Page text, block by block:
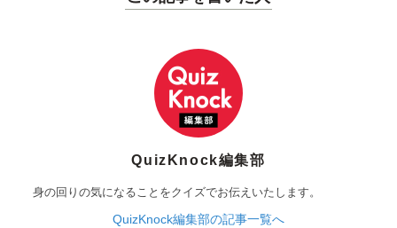
QuizKnock編集部
身の回りの気になることをクイズでお伝えいたします。
QuizKnock編集部の記事一覧へ